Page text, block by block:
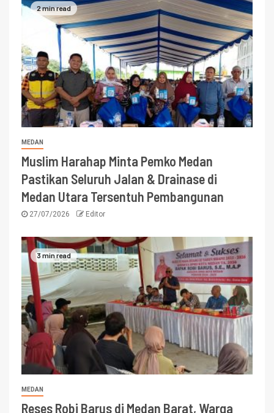
2 min read
MEDAN
Muslim Harahap Minta Pemko Medan
Pastikan Seluruh Jalan & Drainase di
Medan Utara Tersentuh Pembangunan
27/07/2026 Editor
3 min read
MEDAN
Reses Robi Barus di Medan Barat, Warga